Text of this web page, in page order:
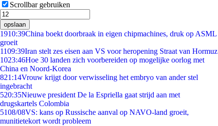
Scrollbar gebruiken
opslaan
1910:39China boekt doorbraak in eigen chipmachines, druk op ASML
groeit
1109:39Iran stelt zes eisen aan VS voor heropening Straat van Hormuz
1023:46Hoe 30 landen zich voorbereiden op mogelijke oorlog met
China en Noord-Korea
821:14Vrouw krijgt door verwisseling het embryo van ander stel
ingebracht
520:35Nieuwe president De la Espriella gaat strijd aan met
drugskartels Colombia
5108/08VS: kans op Russische aanval op NAVO-land groeit,
munitietekort wordt probleem